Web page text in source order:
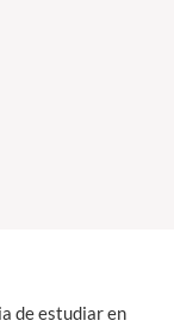
de estudiar en